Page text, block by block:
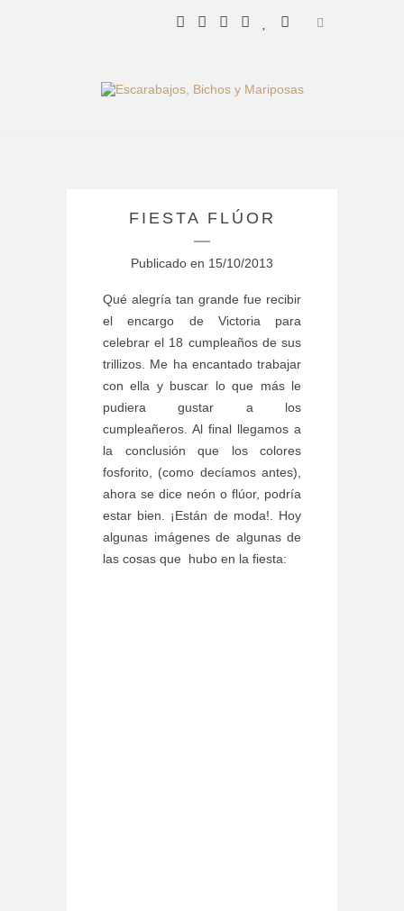
FIESTA FLÚOR
Publicado en 15/10/2013
Qué alegría tan grande fue recibir
el encargo de Victoria para
celebrar el 18 cumpleaños de sus
trillizos. Me ha encantado trabajar
con ella y buscar lo que más le
pudiera gustar a los
cumpleañeros. Al final llegamos a
la conclusión que los colores
fosforito, (como decíamos antes),
ahora se dice neón o flúor, podría
estar bien. ¡Están de moda!. Hoy
algunas imágenes de algunas de
las cosas que hubo en la fiesta: